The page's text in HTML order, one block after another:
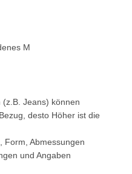
M
(z.B. Jeans) können
desto Höher ist die
Form, Abmessungen
und Angaben